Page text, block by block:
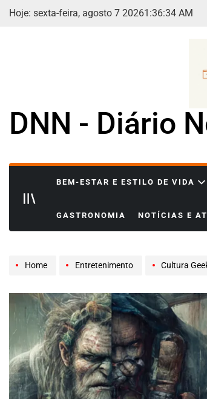
Skip
Hoje: sexta-feira, agosto 7 20261 :36:36 AM
DNN - Diário
BEM-ESTAR E ESTILO DE VIDA
GASTRONOMIA NOTÍCIAS E
Home Entretenimento Cultura